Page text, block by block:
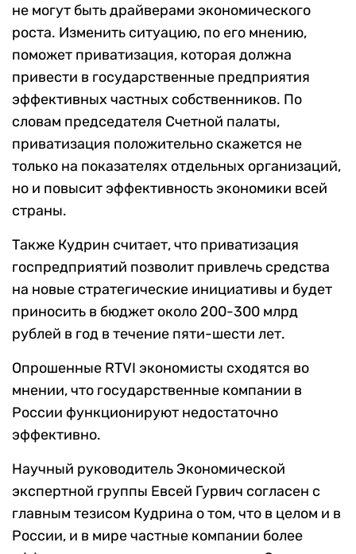
не могут быть драйверами экономического
роста. Изменить ситуацию, по его мнению,
поможет приватизация, которая должна
привести в государственные предприятия
эффективных частных собственников. По
словам председателя Счетной палаты,
приватизация положительно скажется не
только на показателях отдельных организаций,
но и повысит эффективность экономики всей
страны.
Также Кудрин считает, что приватизация
госпредприятий позволит привлечь средства
на новые стратегические инициативы и будет
приносить в бюджет около 200-300 млрд
рублей в год в течение пяти-шести лет.
Опрошенные RTVI экономисты сходятся во
мнении, что государственные компании в
России функционируют недостаточно
эффективно.
Научный руководитель Экономической
экспертной группы Евсей Гурвич согласен с
главным тезисом Кудрина о том, что в целом и в
России, и в мире частные компании более